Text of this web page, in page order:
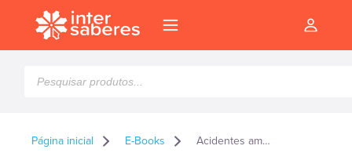
produtos
Página inicial E-Books Acidentes ambientais e planos de contingência – E-book